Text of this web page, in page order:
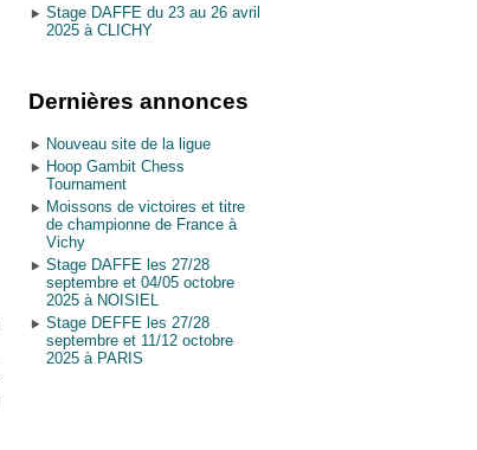
Stage DAFFE du 23 au 26 avril
2025 à CLICHY
Dernières annonces
Nouveau site de la ligue
Hoop Gambit Chess
Tournament
Moissons de victoires et titre
de championne de France à
Vichy
Stage DAFFE les 27/28
septembre et 04/05 octobre
2025 à NOISIEL
Stage DEFFE les 27/28
septembre et 11/12 octobre
2025 à PARIS